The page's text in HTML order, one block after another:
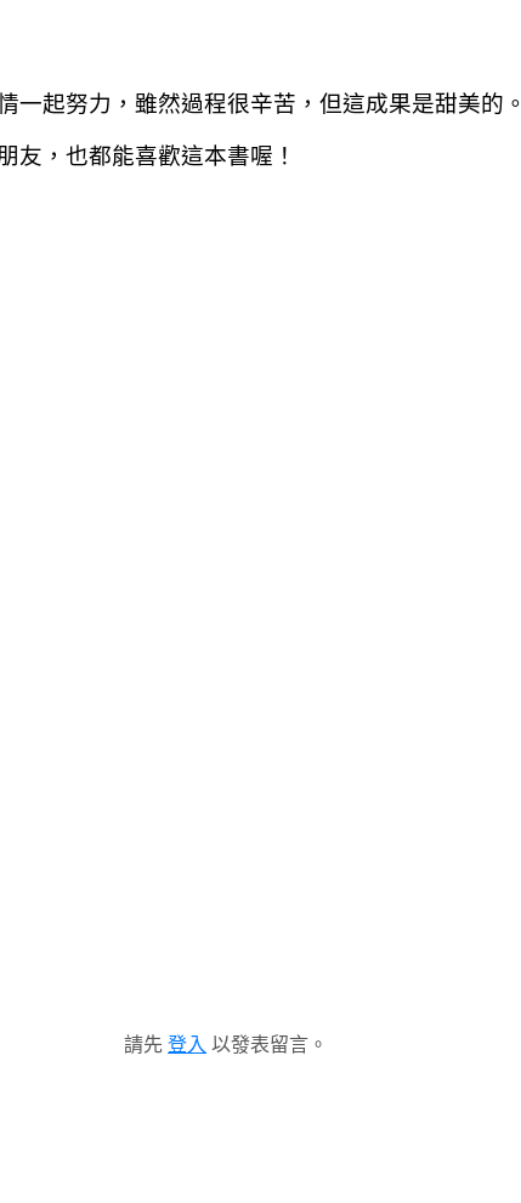
起努力，雖然過程很辛苦，但這成果是甜美的。
友，也都能喜歡這本書喔！
請先 登入 以發表留言。